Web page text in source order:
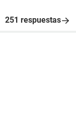
251 respuestas